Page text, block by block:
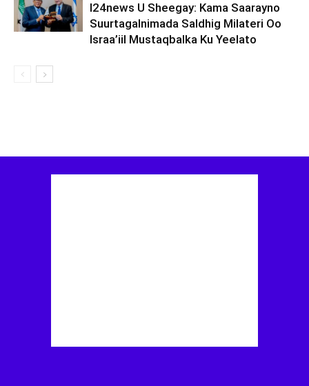
I24news U Sheegay: Kama Saarayno
Suurtagalnimada Saldhig Milateri Oo
Israa’iil Mustaqbalka Ku Yeelato